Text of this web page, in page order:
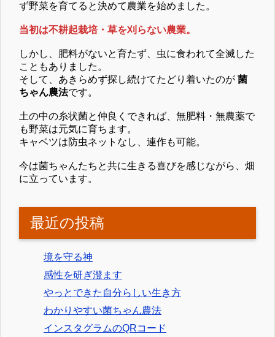
ず野菜を育てると決めて農業を始めました。
当初は不耕起栽培・草を刈らない農業。
しかし、肥料がないと育たず、虫に食われて全滅した
こともありました。
そして、あきらめず探し続けてたどり着いたのが 菌
ちゃん農法です。
土の中の糸状菌と仲良くできれば、無肥料・無農薬で
も野菜は元気に育ちます。
キャベツは防虫ネットなし、連作も可能。
今は菌ちゃんたちと共に生きる喜びを感じながら、畑
に立っています。
最近の投稿
境を守る神
感性を研ぎ澄ます
やっとできた自分らしい生き方
わかりやすい菌ちゃん農法
インスタグラムのQRコード